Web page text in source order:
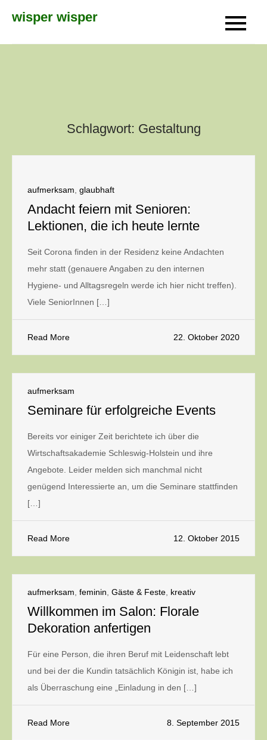
wisper wisper
Schlagwort: Gestaltung
aufmerksam glaubhaft
Andacht feiern mit Senioren:
Lektionen, die ich heute lernte
Seit Corona finden in der Residenz keine Andachten
mehr statt (genauere Angaben zu den internen
Hygiene- und Alltagsregeln werde ich hier nicht treffen).
Viele SeniorInnen […]
Read More 22. Oktober 2020
aufmerksam
Seminare für erfolgreiche Events
Bereits vor einiger Zeit berichtete ich über die
Wirtschaftsakademie Schleswig-Holstein und ihre
Angebote. Leider melden sich manchmal nicht
genügend Interessierte an, um die Seminare stattfinden
[…]
Read More 12. Oktober 2015
aufmerksam feminin Gäste & Feste kreativ
Willkommen im Salon: Florale
Dekoration anfertigen
Für eine Person, die ihren Beruf mit Leidenschaft lebt
und bei der die Kundin tatsächlich Königin ist, habe ich
als Überraschung eine „Einladung in den […]
Read More 8. September 2015